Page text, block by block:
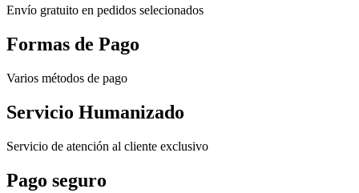
Envío gratuito en pedidos selecionados
Formas de Pago
Varios métodos de pago
Servicio Humanizado
Servicio de atención al cliente exclusivo
Pago seguro